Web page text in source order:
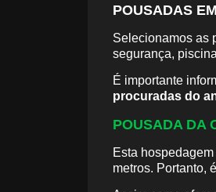
POUSADAS
Selecionamos as
segurança,
É importante
procuradas do
POUSADA DA
Esta
metros. Portanto,